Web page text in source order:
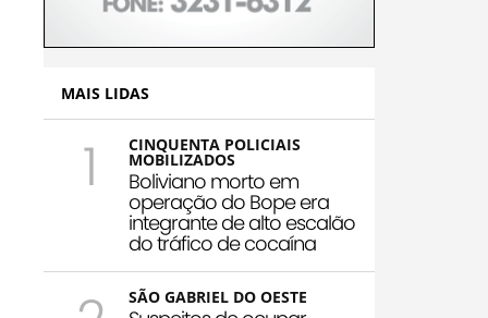
MAIS LIDAS
1 CINQUENTA POLICIAIS
MOBILIZADOS
Boliviano morto em
operação do Bope era
integrante de alto escalão
do tráfico de cocaína
SÃO GABRIEL DO OESTE